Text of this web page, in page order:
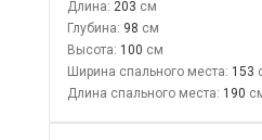
Длина: 203
Глубина: 98
Высота: 100
Ширина спального места: 153
Длина спального места: 190